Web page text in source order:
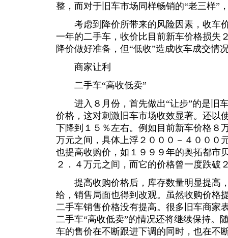
整，而对于旧车市场同样畅销的“老三样”
考虑到降价所带来的风险因素，收车
一年的二手车，收价比目前新车价格损失
降价做好准备，但“低收”造成收车成交情
商家让利
二手车“高收低卖”
进入８月份，首先做出“让步”的是旧
价格，这对刺激旧车市场收效显著。还以
下降到１５％左右。例如目前新车价格８
万元之间，具体上浮２０００－４０００
也提高收购价，如１９９９年的奥拓都市
２．４万元之间，而它的价格曾一度跌破
提高收购价格后，库存数量明显提高
给，销售局面也得到改观。虽然收购价格
二手车销售价格没有提高。很多旧车商家
二手车“高收低卖”的情况还将继续保持。
车的售价在不断跟进下调的同时，也在不